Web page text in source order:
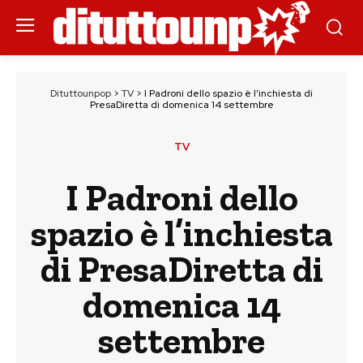
Dituttounpop > TV > I Padroni dello spazio è l’inchiesta di
PresaDiretta di domenica 14 settembre
TV
I Padroni dello
spazio è l’inchiesta
di PresaDiretta di
domenica 14
settembre